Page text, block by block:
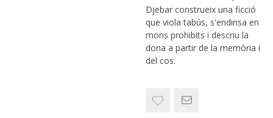
Djebar construeix una ficció
que viola tabús, s'endinsa en
mons prohibits i descriu la
dona a partir de la memòria i
del cos.